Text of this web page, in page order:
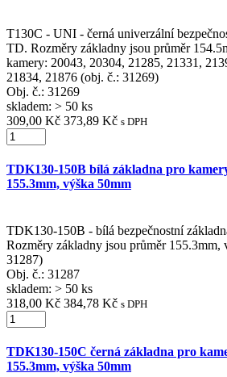
T130C - UNI - černá univerzální
TD. Rozměry základny jsou průměr
kamery: 20043, 20304, 21285, 21331,
21834, 21876 (obj. č.: 31269)
Obj. č.: 31269
skladem: > 50 ks
309,00 Kč 373,89 Kč s DPH
TDK130-150B bílá základna pro
155.3mm, výška 50mm
TDK130-150B - bílá bezpečnostní
Rozměry základny jsou průměr 155.3mm,
31287)
Obj. č.: 31287
skladem: > 50 ks
318,00 Kč 384,78 Kč s DPH
TDK130-150C černá základna pro
155.3mm, výška 50mm